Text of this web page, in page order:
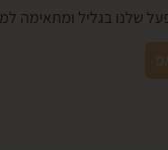
שלנו בגליל ומתאימה